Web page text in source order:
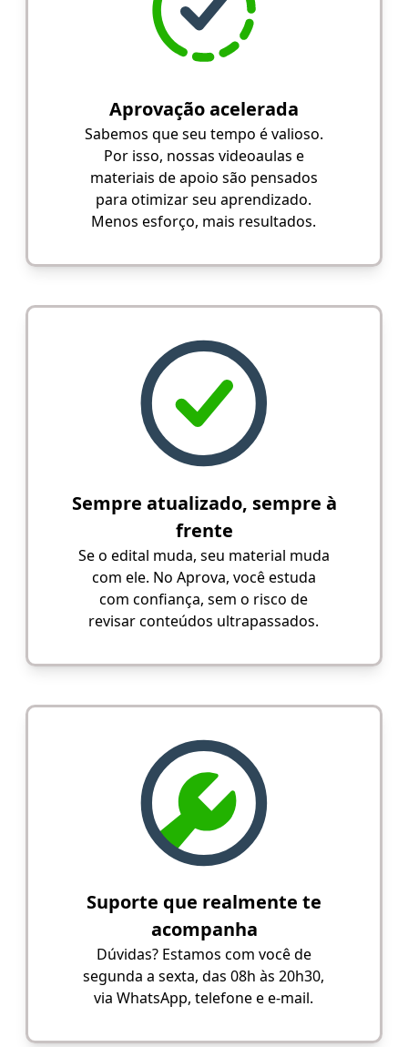
Aprovação acelerada
Sabemos que seu tempo é valioso.
Por isso, nossas videoaulas e
materiais de apoio são pensados
para otimizar seu aprendizado.
Menos esforço, mais resultados.
Sempre atualizado, sempre à
frente
Se o edital muda, seu material muda
com ele. No Aprova, você estuda
com confiança, sem o risco de
revisar conteúdos ultrapassados.
Suporte que realmente te
acompanha
Dúvidas? Estamos com você de
segunda a sexta, das 08h às 20h30,
via WhatsApp, telefone e e-mail.